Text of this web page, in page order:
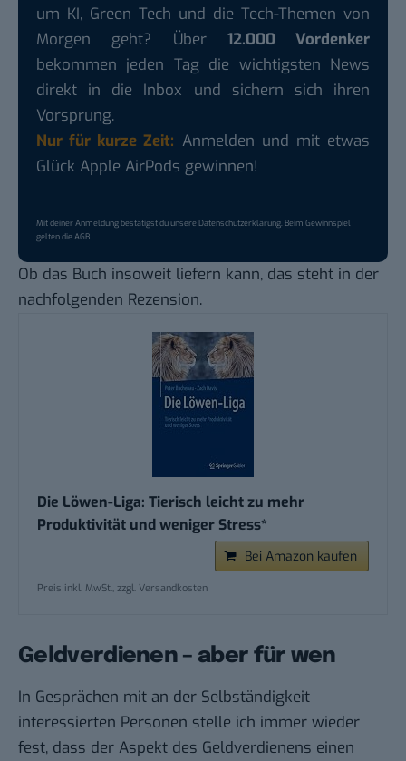
um KI, Green Tech und die Tech-Themen von
Morgen geht? Über 12.000 Vordenker
bekommen jeden Tag die wichtigsten News
direkt in die Inbox und sichern sich ihren
Vorsprung.
Nur für kurze Zeit: Anmelden und mit etwas
Glück Apple AirPods gewinnen!
Mit deiner Anmeldung bestätigst du unsereDatenschutzerklärung. Beim Gewinnspiel
gelten dieAGB.
Ob das Buch insoweit liefern kann, das steht in der
nachfolgenden Rezension.
Die Löwen-Liga: Tierisch leicht zu mehr
Produktivität und weniger Stress*
Bei Amazon kaufen
Preis inkl. MwSt., zzgl. Versandkosten
Geldverdienen – aber für wen
In Gesprächen mit an der Selbständigkeit
interessierten Personen stelle ich immer wieder
fest, dass der Aspekt des Geldverdienens einen